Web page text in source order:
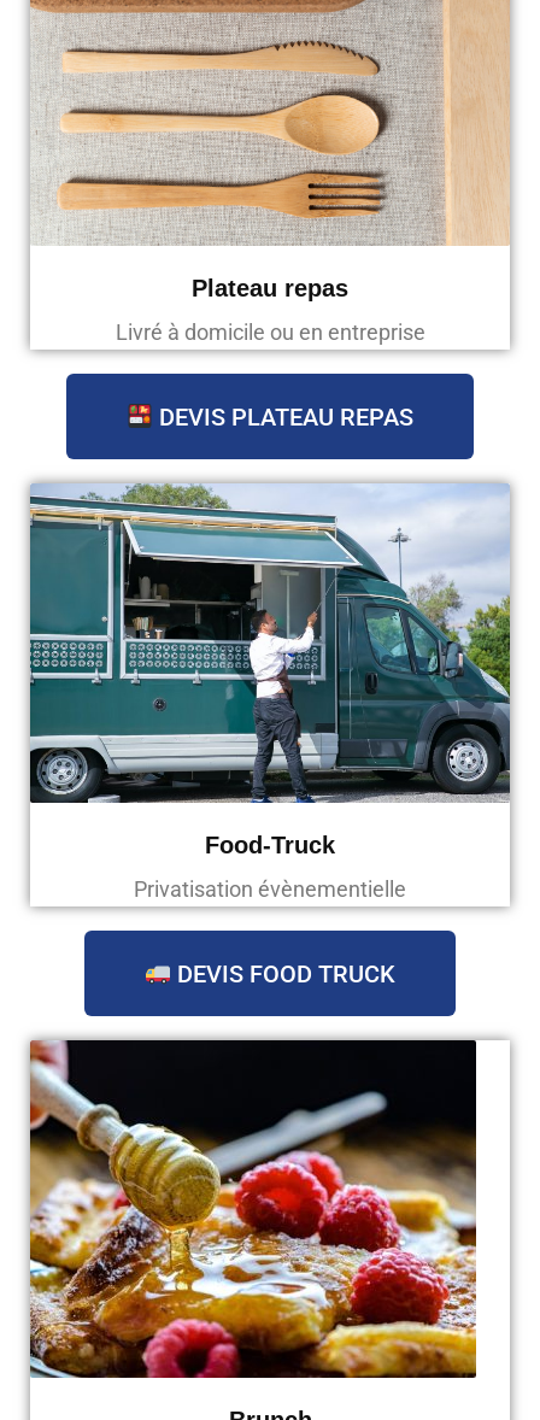
Plateau repas
Livré à domicile ou en entreprise
DEVIS PLATEAU REPAS
Food-Truck
Privatisation évènementielle
DEVIS FOOD TRUCK